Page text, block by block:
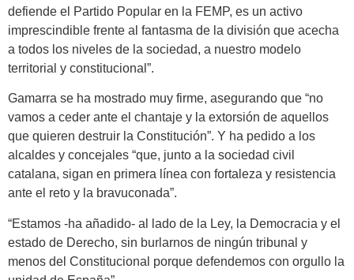
defiende el Partido Popular en la FEMP, es un activo
imprescindible frente al fantasma de la división que acecha
a todos los niveles de la sociedad, a nuestro modelo
territorial y constitucional”.
Gamarra se ha mostrado muy firme, asegurando que “no
vamos a ceder ante el chantaje y la extorsión de aquellos
que quieren destruir la Constitución”. Y ha pedido a los
alcaldes y concejales “que, junto a la sociedad civil
catalana, sigan en primera línea con fortaleza y resistencia
ante el reto y la bravuconada”.
“Estamos -ha añadido- al lado de la Ley, la Democracia y el
estado de Derecho, sin burlarnos de ningún tribunal y
menos del Constitucional porque defendemos con orgullo la